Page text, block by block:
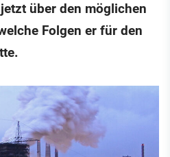
über den möglichen
Folgen er für den